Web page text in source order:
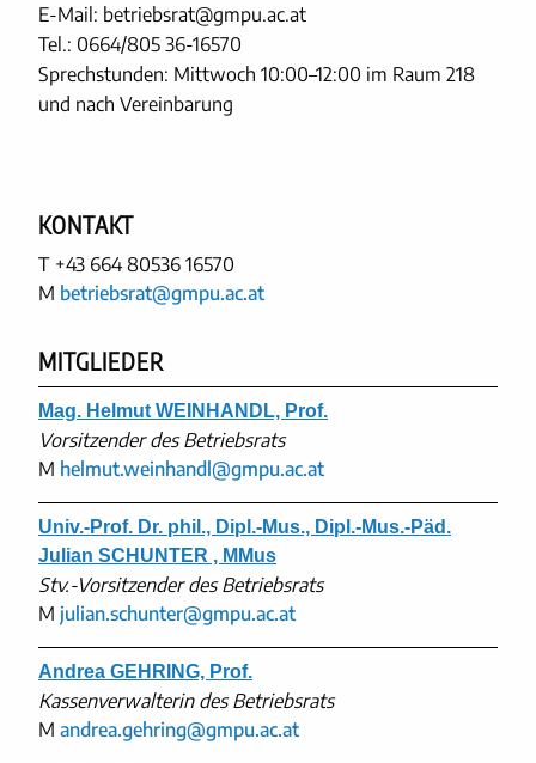
E-Mail: betriebsrat@gmpu.ac.at
Tel.: 0664/805 36-16570
Sprechstunden: Mittwoch 10:00–12:00 im Raum 218
und nach Vereinbarung
KONTAKT
T +43 664 80536 16570
M betriebsrat@gmpu.ac.at
MITGLIEDER
Mag. Helmut WEINHANDL, Prof.
Vorsitzender des Betriebsrats
M helmut.weinhandl@gmpu.ac.at
Univ.-Prof. Dr. phil., Dipl.-Mus., Dipl.-Mus.-Päd.
Julian SCHUNTER , MMus
Stv.-Vorsitzender des Betriebsrats
M julian.schunter@gmpu.ac.at
Andrea GEHRING, Prof.
Kassenverwalterin des Betriebsrats
M andrea.gehring@gmpu.ac.at